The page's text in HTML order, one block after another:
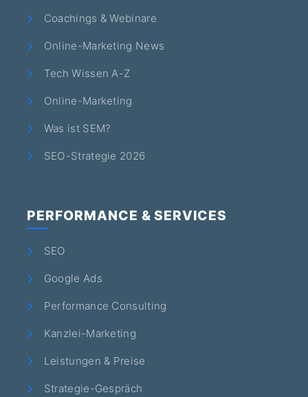
Coachings & Webinare
Online-Marketing News
Tech Wissen A-Z
Online-Marketing
Was ist SEM?
SEO-Strategie 2026
PERFORMANCE & SERVICES
SEO
Google Ads
Performance Consulting
Kanzlei-Marketing
Leistungen & Preise
Strategie-Gespräch